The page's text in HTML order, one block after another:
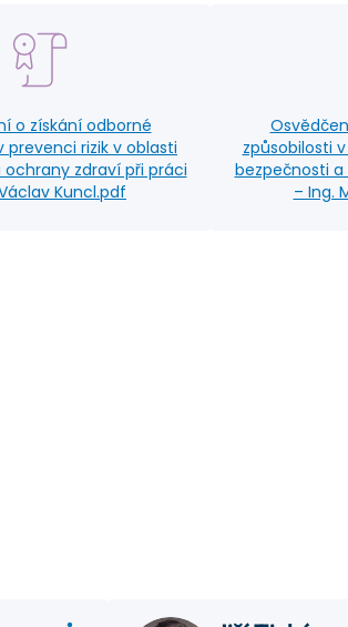
o získání odborné
prevenci rizik v oblasti
zdraví při práci
Kuncl.pdf
způsobilosti
bezpečnosti
– Ing.